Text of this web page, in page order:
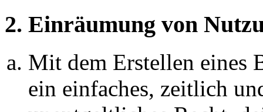
2. Einräumung von
Mit dem Erstellen eines
ein einfaches, zeitlich